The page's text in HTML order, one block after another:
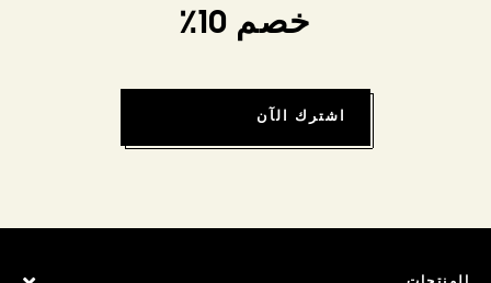
خصم 10٪
اشترك الآن